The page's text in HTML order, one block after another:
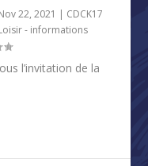
22, 2021 | CDCK17
- informations
l’invitation de la